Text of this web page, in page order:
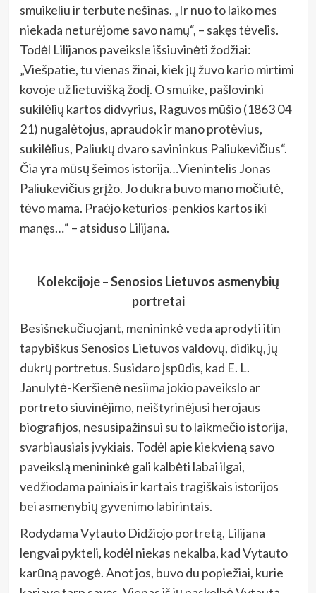
smuikeliu ir terbute nešinas. „Ir nuo to laiko mes
niekada neturėjome savo namų“, – sakęs tėvelis.
Todėl Lilijanos paveiksle išsiuvinėti žodžiai:
„Viešpatie, tu vienas žinai, kiek jų žuvo kario mirtimi
kovoje už lietuvišką žodį. O smuike, pašlovinki
sukilėlių kartos didvyrius, Raguvos mūšio (1863 04
21) nugalėtojus, apraudok ir mano protėvius,
sukilėlius, Paliukų dvaro savininkus Paliukevičius“.
Čia yra mūsų šeimos istorija…Vienintelis Jonas
Paliukevičius grįžo. Jo dukra buvo mano močiutė,
tėvo mama. Praėjo keturios-penkios kartos iki
manęs…“ – atsiduso Lilijana.
Kolekcijoje–Senosios Lietuvos asmenybių
portretai
Besišnekučiuojant, menininkė veda aprodyti itin
tapybiškus Senosios Lietuvos valdovų, didikų, jų
dukrų portretus. Susidaro įspūdis, kad E. L.
Janulytė-Keršienė nesiima jokio paveikslo ar
portreto siuvinėjimo, neištyrinėjusi herojaus
biografijos, nesusipažinsui su to laikmečio istorija,
svarbiausiais įvykiais. Todėl apie kiekvieną savo
paveikslą menininkė gali kalbėti labai ilgai,
vedžiodama painiais ir kartais tragiškais istorijos
bei asmenybių gyvenimo labirintais.
Rodydama Vytauto Didžiojo portretą, Lilijana
lengvai pykteli, kodėl niekas nekalba, kad Vytauto
karūną pavogė. Anot jos, buvo du popiežiai, kurie